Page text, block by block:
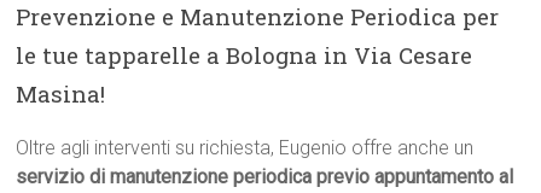
Prevenzione e Manutenzione Periodica per
le tue tapparelle a Bologna in Via Cesare
Masina!
Oltre agli interventi su richiesta, Eugenio offre anche un
servizio di manutenzione periodica previo appuntamento al